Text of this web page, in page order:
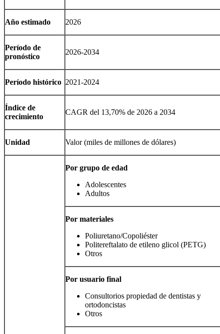
Año estimado 2026
Período de
pronóstico
2026-2034
Período histórico 2021-2024
Índice de
crecimiento
CAGR del 13,70% de 2026 a 2034
Unidad Valor (miles de millones de dólares)
Por grupo de edad
Adolescentes
Adultos
Por materiales
Poliuretano/Copoliéster
Politereftalato de etileno glicol (PETG)
Otros
Por usuario final
Consultorios propiedad de dentistas y
ortodoncistas
Otros